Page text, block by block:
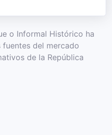
o Informal Histórico ha
del mercado
de la República